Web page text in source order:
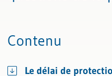
Contenu
Le délai de